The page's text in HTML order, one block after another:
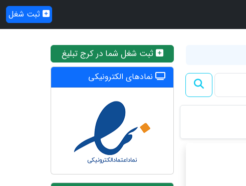
ثبت شغل
ثبت شغل شما در کرج تبلیغ
نمادهای الکترونیکی